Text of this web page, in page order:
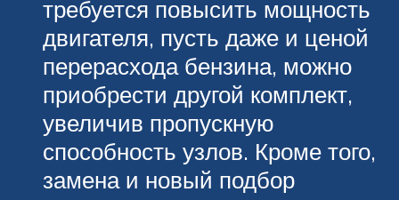
требуется повысить мощность
двигателя, пусть даже и ценой
перерасхода бензина, можно
приобрести другой комплект,
увеличив пропускную
способность узлов. Кроме того,
замена и новый подбор